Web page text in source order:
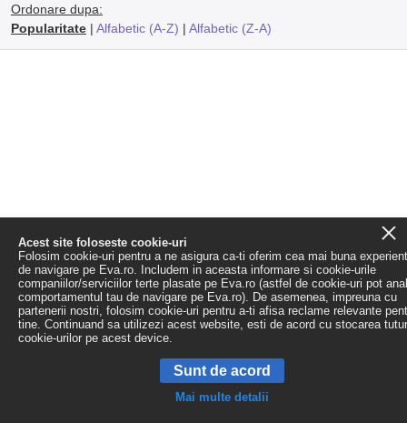
Ordonare dupa:
Popularitate| Alfabetic (A-Z) | Alfabetic (Z-A)
Acest site foloseste cookie-uri
Folosim cookie-uri pentru a ne asigura ca-ti oferim cea mai buna
de navigare pe Eva.ro. Includem in aceasta informare si cookie-urile
companiilor/serviciilor terte plasate pe Eva.ro (astfel de cookie-uri pot
comportamentul tau de navigare pe Eva.ro). De asemenea, impreuna cu
partenerii nostri, folosim cookie-uri pentru a-ti afisa reclame relevante
tine. Continuand sa utilizezi acest website, esti de acord cu stocarea
cookie-urilor pe acest device.
Sunt de acord
Mai multe detalii